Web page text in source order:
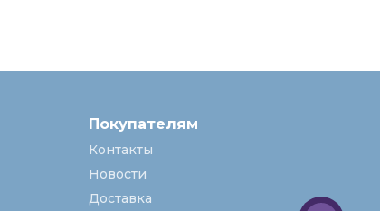
Покупателям
Контакты
Новости
Доставка